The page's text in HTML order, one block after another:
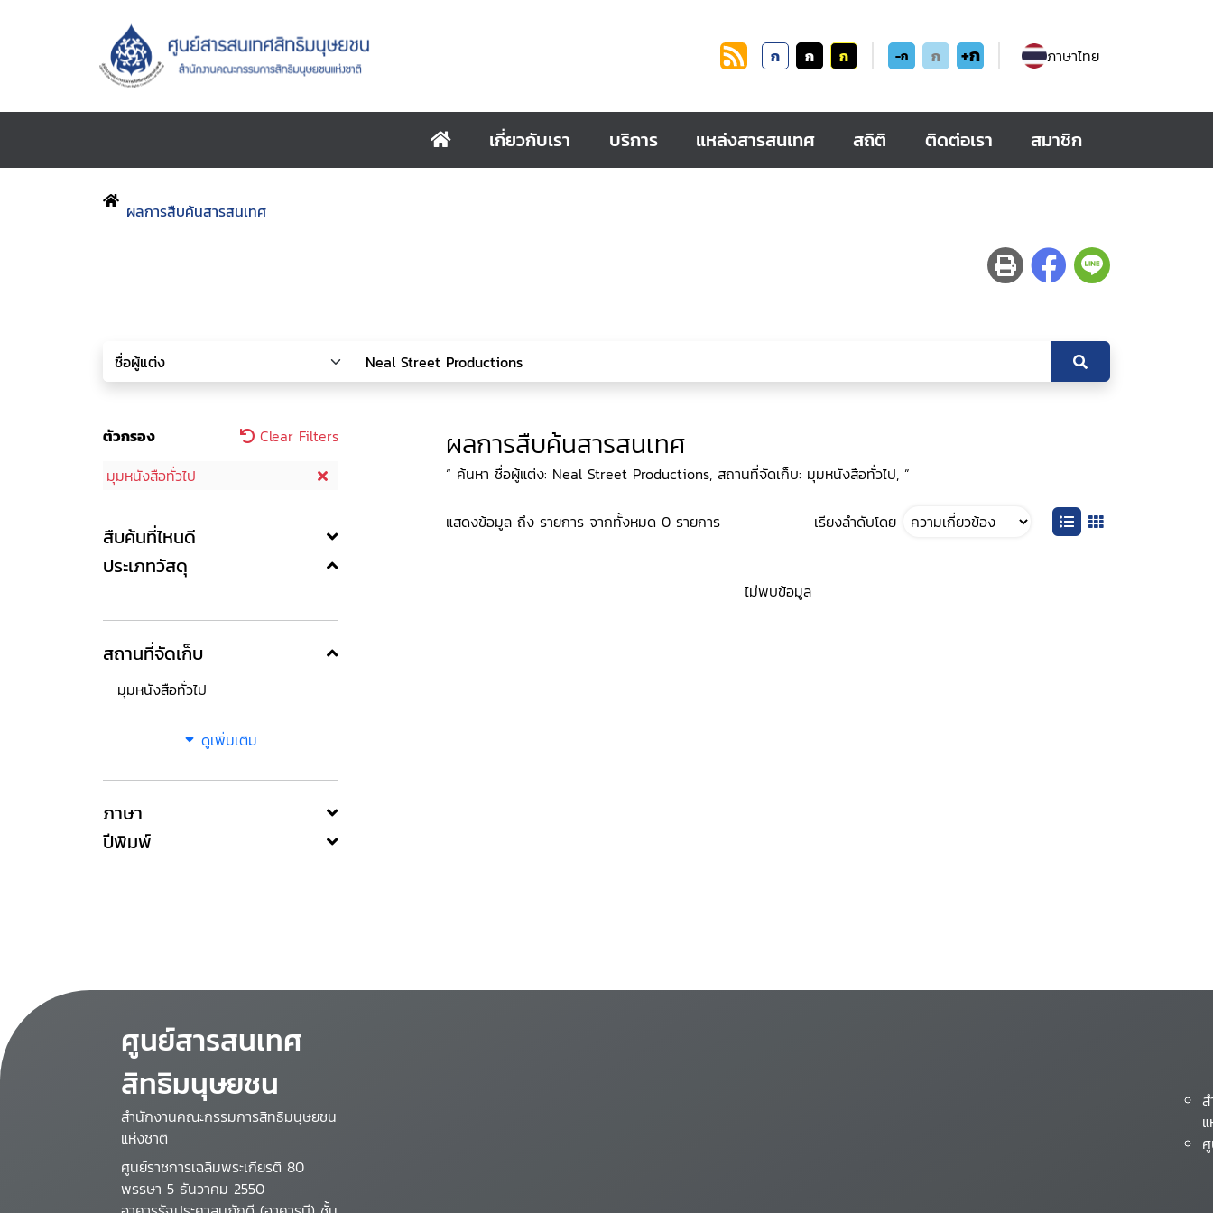
ก ก ก -ก ก +ก ภาษาไทย
เกี่ยวกับเรา บริการ แหล่งสารสนเทศ สถิติ ติดต่อเรา สมาชิก
ผลการสืบค้นสารสนเทศ
ตัวกรอง
Clear Filters
มุมหนังสือทั่วไป
สืบค้นที่ไหนดี
ประเภทวัสดุ
สถานที่จัดเก็บ
มุมหนังสือทั่วไป
ดูเพิ่มเติม
ภาษา
ปีพิมพ์
ผลการสืบค้นสารสนเทศ
“ ค้นหา ชื่อผู้แต่ง: Neal Street Productions, สถานที่จัดเก็บ: มุมหนังสือทั่วไป, ”
แสดงข้อมูล ถึง รายการ จากทั้งหมด 0 รายการ เรียงลำดับโดย
ไม่พบข้อมูล
ศูนย์สารสนเทศ
สิทธิมนุษยชน
สำนักงานคณะกรรมการสิทธิมนุษยชน
แห่งชาติ
ศูนย์ราชการเฉลิมพระเกียรติ 80
พรรษา 5 ธันวาคม 2550